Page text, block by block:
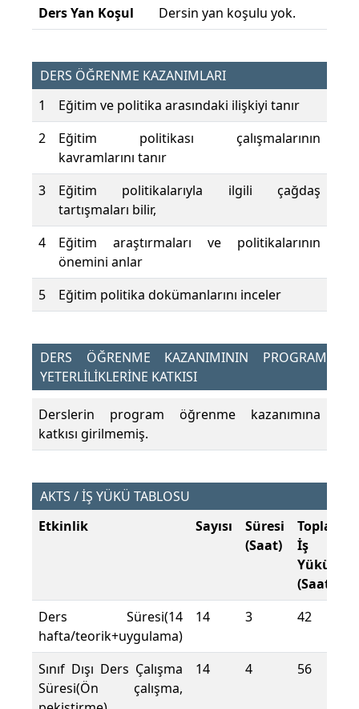
Ders Yan Koşul
Dersin yan koşulu yok.
DERS ÖĞRENME KAZANIMLARI
1
Eğitim ve politika arasındaki ilişkiyi tanır
2
Eğitim politikası çalışmalarının
kavramlarını tanır
3
Eğitim politikalarıyla ilgili çağdaş
tartışmaları bilir,
4
Eğitim araştırmaları ve politikalarının
önemini anlar
5
Eğitim politika dokümanlarını inceler
DERS ÖĞRENME KAZANIMININ PROGRAM
YETERLİLİKLERİNE KATKISI
Derslerin program öğrenme kazanımına
katkısı girilmemiş.
AKTS / İŞ YÜKÜ TABLOSU
Etkinlik
Sayısı
Süresi
(Saat)
Toplam
İş
Yükü
(Saat)
Ders Süresi(14
hafta/teorik+uygulama)
14 3 42
Sınıf Dışı Ders Çalışma
Süresi(Ön çalışma,
14 4 56